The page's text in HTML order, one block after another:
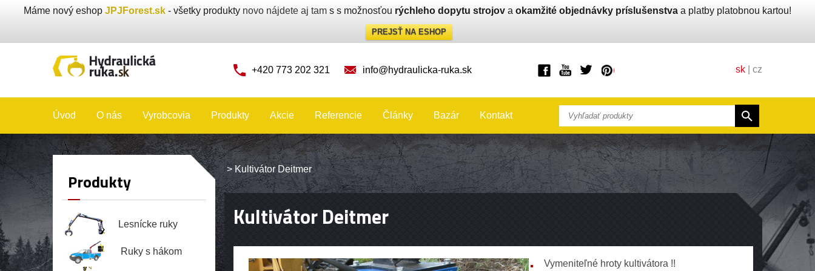
Máme nový eshop JPJForest.sk - všetky produkty novo nájdete aj tam s s možnosťou rýchleho dopytu strojov a okamžité objednávky príslušenstva a platby platobnou kartou!
PREJSŤ NA ESHOP
+420 773 202 321 info@hydraulicka-ruka.sk sk| cz
Úvod O nás Vyrobcovia Produkty Akcie Referencie Články Bazár Kontakt
Produkty
Lesnícke ruky
Ruky s hákom
> Kultivátor Deitmer
Kultivátor Deitmer
Vymeniteľné hroty kultivátora !!